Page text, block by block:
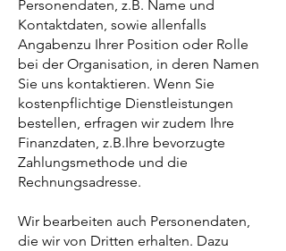
Personendaten, z.B. Name und
Kontaktdaten, sowie allenfalls
Angabenzu Ihrer Position oder Rolle
bei der Organisation, in deren Namen
Sie uns kontaktieren. Wenn Sie
kostenpflichtige Dienstleistungen
bestellen, erfragen wir zudem Ihre
Finanzdaten, z.B.Ihre bevorzugte
Zahlungsmethode und die
Rechnungsadresse.
Wir bearbeiten auch Personendaten,
die wir von Dritten erhalten. Dazu